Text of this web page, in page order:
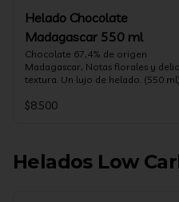
Helado Chocolate
Madagascar 550 ml
Chocolate 67,4% de origen
Madagascar, Notas florales y
textura. Un lujo de helado. (550 ml)
$8.500
Helados Low